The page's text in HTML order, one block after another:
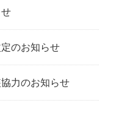
のお知らせ
力のお知らせ